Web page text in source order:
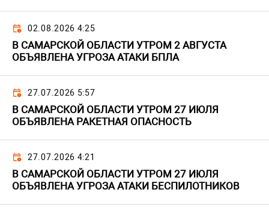
02.08.2026 4:25
В САМАРСКОЙ ОБЛАСТИ УТРОМ 2 АВГУСТА
ОБЪЯВЛЕНА УГРОЗА АТАКИ БПЛА
27.07.2026 5:57
В САМАРСКОЙ ОБЛАСТИ УТРОМ 27 ИЮЛЯ
ОБЪЯВЛЕНА РАКЕТНАЯ ОПАСНОСТЬ
27.07.2026 4:21
В САМАРСКОЙ ОБЛАСТИ УТРОМ 27 ИЮЛЯ
ОБЪЯВЛЕНА УГРОЗА АТАКИ БЕСПИЛОТНИКОВ